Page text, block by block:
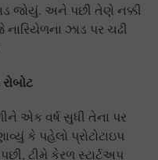
જોયું. અને પછી તેણે નક્કી
ઝાડ પર ચઢી
એક વર્ષ સુધી તેના પર
કે પહેલો પ્રોટોટાઇપ
ટીમે કેરળ સ્ટાર્ટઅપ